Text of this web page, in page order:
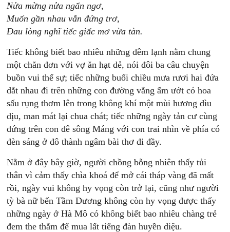
Nửa mừng nửa ngẩn ngơ,
Muốn gần nhau vẫn đứng trơ,
Đau lòng nghĩ tiếc giấc mơ vừa tàn.
Tiếc không biết bao nhiêu những đêm lạnh nằm chung
một chăn đơn với vợ ăn hạt dẻ, nói đôi ba câu chuyện
buồn vui thế sự; tiếc những buổi chiều mưa rươi hai đứa
dắt nhau đi trên những con đường vắng ẩm ướt có hoa
sấu rụng thơm lên trong không khí một mùi hương dìu
dịu, man mát lại chua chát; tiếc những ngày tản cư cùng
đứng trên con đê sông Máng với con trai nhìn về phía có
đèn sáng ở đô thành ngâm bài thơ đi đầy.
Nằm ở đây bây giờ, người chồng bỗng nhiên thấy tủi
thân vì cảm thấy chìa khoá để mở cái tháp vàng đã mất
rồi, ngày vui không hy vọng còn trở lại, cũng như người
tỳ bà nữ bến Tầm Dương không còn hy vọng được thấy
những ngày ở Hà Mô có không biết bao nhiêu chàng trẻ
đem the thắm để mua lất tiếng đàn huyền diệu.